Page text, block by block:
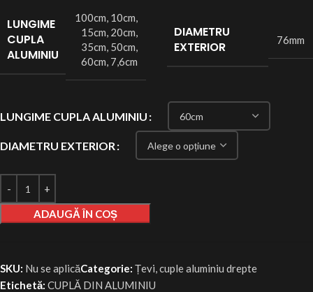
LUNGIME
CUPLA
ALUMINIU
100cm, 10cm,
15cm, 20cm,
35cm, 50cm,
60cm, 7,6cm
DIAMETRU
EXTERIOR
76mm
LUNGIME CUPLA ALUMINIU
DIAMETRU EXTERIOR
ADAUGĂ ÎN COȘ
SKU: Nu se aplicăCategorie: Țevi, cuple aluminiu drepte
Etichetă: CUPLĂ DIN ALUMINIU